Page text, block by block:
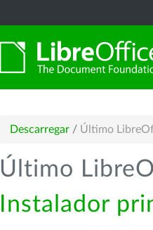
Descarregar / Último
Último
Instalador